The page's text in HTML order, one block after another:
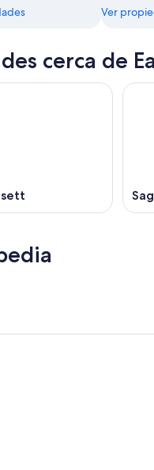
Ver
cerca de